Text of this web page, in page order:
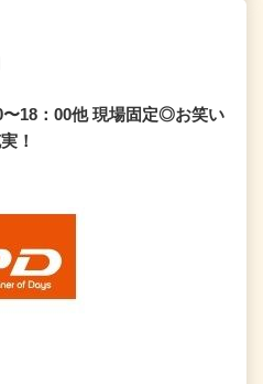
〜18：00他 現場固定◎お笑い
！